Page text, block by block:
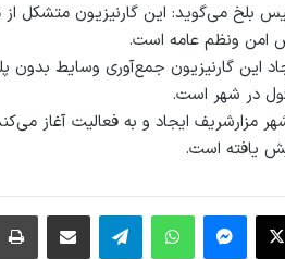
اين گارنيزيون جمع‌آوری وسایط
در شهر است.
مزارشریف ایجاد و به فعالیت آغاز
يافته است.
X پیام رسان واتس آپ تلگرام اشتراک گذاری از طریق ایمیل